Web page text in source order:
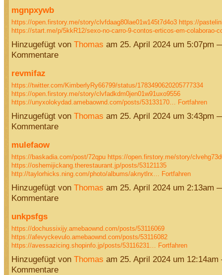
mgnpxywb
https://open.firstory.me/story/clvfdaag80lae01w145t7d4o3 https://
https://start.me/p/5kkR12/sexo-no-carro-9-contos-erticos-em-colaborao-
Hinzugefügt von Thomas am 25. April 2024 um 5:07pm
Kommentare
revmifaz
https://twitter.com/KimberlyRy66799/status/1783490620205777334
https://open.firstory.me/story/clvfadkdm0jen01w91uxo9556
https://unyxolokydad.amebaownd.com/posts/53133170…
Fortfahren
Hinzugefügt von Thomas am 25. April 2024 um 3:43pm
Kommentare
mulefaow
https://baskadia.com/post/72qpu https://open.firstory.me/story/
https://oshemijickang.therestaurant.jp/posts/53121135
http://taylorhicks.ning.com/photo/albums/aknytlrx…
Fortfahren
Hinzugefügt von Thomas am 25. April 2024 um 2:13am
Kommentare
unkpsfgs
https://dochussixijy.amebaownd.com/posts/53116069
https://afevyckevulo.amebaownd.com/posts/53116082
https://avessazicing.shopinfo.jp/posts/53116231…
Fortfahren
Hinzugefügt von Thomas am 25. April 2024 um
Kommentare